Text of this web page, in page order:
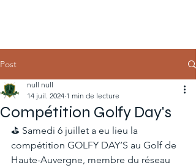
Post
Compétition Golfy Day's
null null
14 juil. 2024 1 min de lecture
⛳️ Samedi 6 juillet a eu lieu la
compétition GOLFY DAY’S au Golf de
Haute-Auvergne, membre du réseau